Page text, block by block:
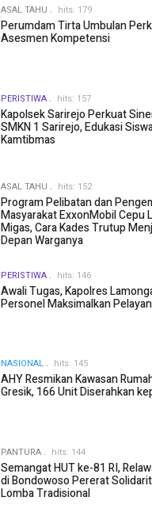
ASAL TAHU hits: 179
Perumdam Tirta Umbulan
Asesmen Kompetensi
PERISTIWA hits: 157
Kapolsek Sarirejo Perkuat
SMKN 1 Sarirejo, Edukasi
Kamtibmas
ASAL TAHU hits: 152
Program Pelibatan dan
Masyarakat ExxonMobil Cepu
Migas, Cara Kades Trutup
Depan Warganya
PERISTIWA hits: 146
Awali Tugas, Kapolres
Personel Maksimalkan
NASIONAL hits: 145
AHY Resmikan Kawasan
Gresik, 166 Unit Diserahkan
PANTURA hits: 144
Semangat HUT ke-81 RI,
di Bondowoso Pererat
Lomba Tradisional